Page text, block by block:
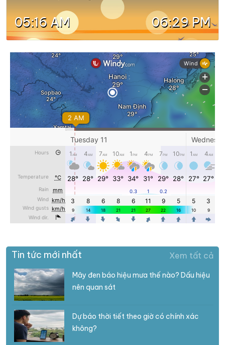
05:16 AM 06:29 PM
Tin tức mới nhất Xem tất cả
Mây đen báo hiệu mưa thế nào? Dấu hiệu
nên quan sát
Dự báo thời tiết theo giờ có chính xác
không?